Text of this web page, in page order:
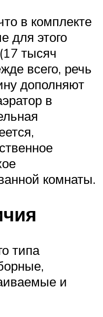
в комплекте
для этого
тысяч
всего, речь
дополняют
в
комнаты.
типа
и